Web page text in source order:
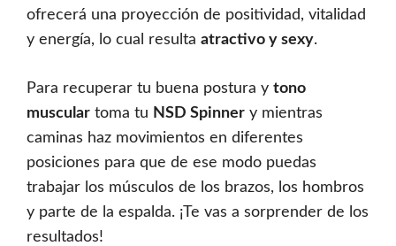
ofrecerá una proyección de positividad, vitalidad
y energía, lo cual resulta atractivo y sexy.
Para recuperar tu buena postura y tono
muscular toma tu NSD Spinner y mientras
caminas haz movimientos en diferentes
posiciones para que de ese modo puedas
trabajar los músculos de los brazos, los hombros
y parte de la espalda. ¡Te vas a sorprender de los
resultados!